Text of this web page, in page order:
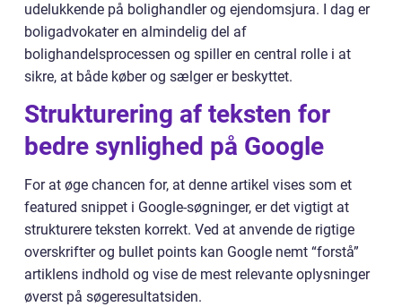
udelukkende på bolighandler og ejendomsjura. I dag er
boligadvokater en almindelig del af
bolighandelsprocessen og spiller en central rolle i at
sikre, at både køber og sælger er beskyttet.
Strukturering af teksten for
bedre synlighed på Google
For at øge chancen for, at denne artikel vises som et
featured snippet i Google-søgninger, er det vigtigt at
strukturere teksten korrekt. Ved at anvende de rigtige
overskrifter og bullet points kan Google nemt “forstå”
artiklens indhold og vise de mest relevante oplysninger
øverst på søgeresultatsiden.